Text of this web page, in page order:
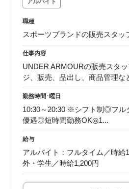
アルバイト
職種
スポーツブランドの販売スタッ
仕事内容
UNDER ARMOURの販売スタ
ジ、販売、品出し、商品管理な
勤務時間･曜日
10:30～20:30 ※シフト制◎フル
優遇◎短時間勤務OK◎1...
給与
アルバイト：フルタイム／時給
外・学生／時給1,200円